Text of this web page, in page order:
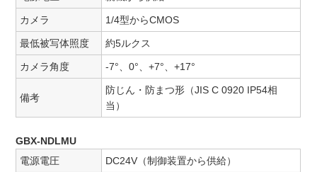
カメラ 1/4型からCMOS
最低被写体照度 約5ルクス
カメラ角度 -7°、0°、+7°、+17°
備考
防じん・防まつ形（JIS C 0920 IP54相
当）
GBX-NDLMU
電源電圧
DC24V（制御装置から供給）